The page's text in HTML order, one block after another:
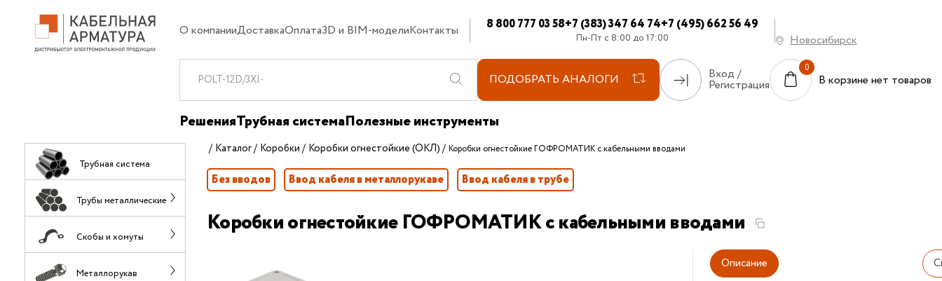
О компанииДоставкаОплата3D и BIM-моделиКонтакты 8 800 777 03 58+7 (383) 347 64 74+7 (495) 662 56 49
Пн-Пт с 8:00 до 17:00 Новосибирск
ПОДОБРАТЬ АНАЛОГИ Вход /
Регистрация В корзине нет товаров
РешенияТрубная системаПолезные инструменты
Трубная система
Трубы металлические
Скобы и хомуты
Металлорукав
Каталог Коробки Коробки огнестойкие (ОКЛ) Коробки огнестойкие ГОФРОМАТИК с кабельными вводами
Без вводов Ввод кабеля в металлорукаве Ввод кабеля в трубе
Коробки огнестойкие ГОФРОМАТИК с кабельными вводами
Описание